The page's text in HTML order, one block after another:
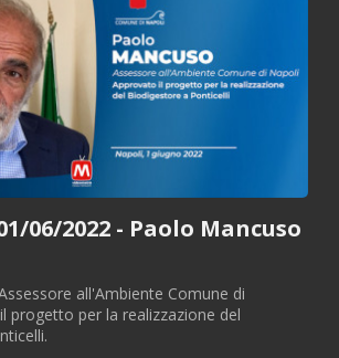
06/2022 - Paolo Mancuso
all'Ambiente Comune di
progetto per la realizzazione del